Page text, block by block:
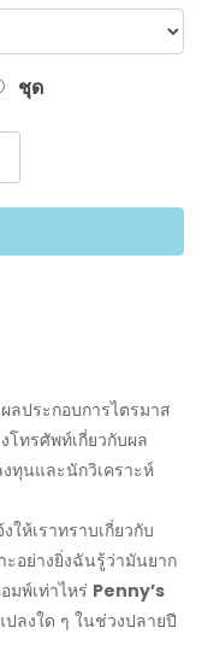
ชุด
ลประกอบการไตรมาส
ทรศัพท์เกี่ยวกับผล
ทุนและนักวิเคราะห์
ห้เราทราบเกี่ยวกับ
อย่างยิ่งฉันรู้ว่ามันยาก
พ์เท่าไหร่ Penny’s
ปลงใด ๆ ในช่วงปลายปี